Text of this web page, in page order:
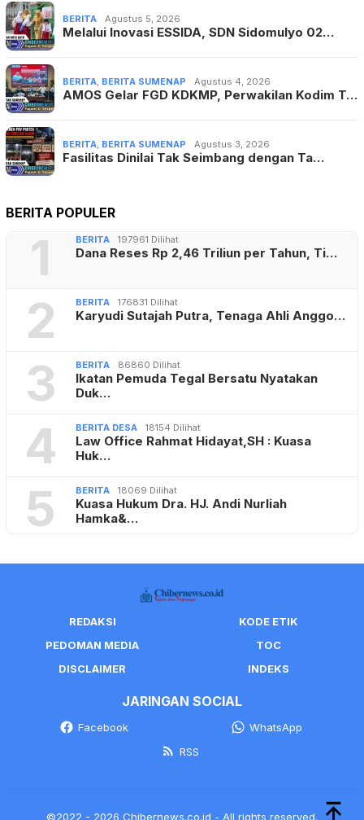
BERITA Agustus 5, 2026
Melalui Inovasi ESSIDA, SDN Sidomulyo 02…
BERITA BERITA SUMENAP Agustus 4, 2026
AMOS Gelar FGD KDKMP, Perwakilan Kodim T…
BERITA BERITA SUMENAP Agustus 3, 2026
Fasilitas Dinilai Tak Seimbang dengan Ta…
BERITA POPULER
1 BERITA 197961 Dilihat
Dana Reses Rp 2,46 Triliun per Tahun, Ti…
2 BERITA 176831 Dilihat
Karyudi Sutajah Putra, Tenaga Ahli Anggo…
3 BERITA 86860 Dilihat
Ikatan Pemuda Tegal Bersatu Nyatakan
Duk…
4 BERITA DESA 18154 Dilihat
Law Office Rahmat Hidayat,SH : Kuasa
Huk…
5 BERITA 18069 Dilihat
Kuasa Hukum Dra. HJ. Andi Nurliah
Hamka&…
REDAKSI
KODE ETIK
PEDOMAN MEDIA
TOC
DISCLAIMER
INDEKS
JARINGAN SOCIAL
Facebook
WhatsApp
RSS
©2022 - 2026 Chibernews.co.id - All rights reserved.